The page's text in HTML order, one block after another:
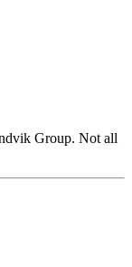
Group. Not all